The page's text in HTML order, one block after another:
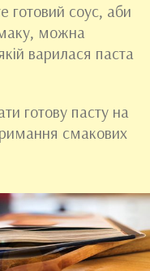
готовий соус, аби
можна
варилася паста
готову пасту на
смакових